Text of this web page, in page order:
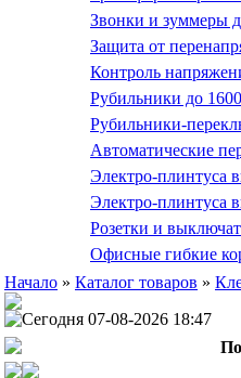
Звонки и зуммеры
Защита от
Контроль
Рубильники до
Рубильники-
Автоматические
Электро-плинтуса
Электро-плинтуса
Розетки и
Офисные гибкие
Начало » Каталог товаров »
Сегодня 07-08-2026 18:47